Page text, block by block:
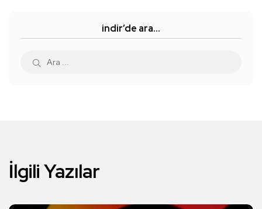
indir’de ara…
İlgili Yazılar